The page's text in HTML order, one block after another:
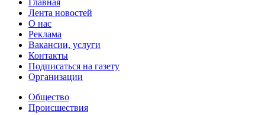
Главная
Лента новостей
О нас
Реклама
Вакансии, услуги
Контакты
Подписаться на газету
Организации
Общество
Происшествия